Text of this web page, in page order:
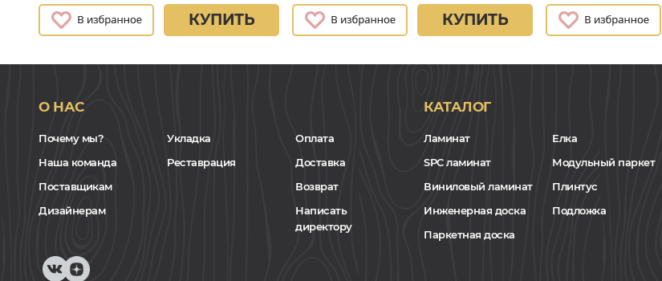
КУПИТЬ КУПИТЬ
О НАС
Почему мы?
Наша команда
Поставщикам
Дизайнерам
Укладка
Реставрация
Оплата
Доставка
Возврат
Написать
директору
КАТАЛОГ
Ламинат
SPC ламинат
Виниловый ламинат
Инженерная доска
Паркетная доска
Елка
Модульный паркет
Плинтус
Подложка